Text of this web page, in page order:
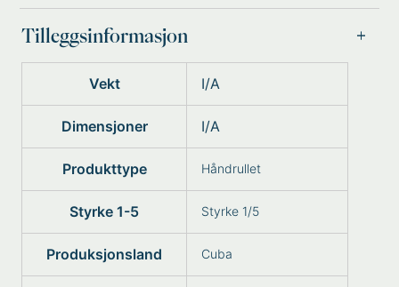
Tilleggsinformasjon
Vekt I/A
Dimensjoner I/A
Produkttype Håndrullet
Styrke 1-5 Styrke 1/5
Produksjonsland Cuba